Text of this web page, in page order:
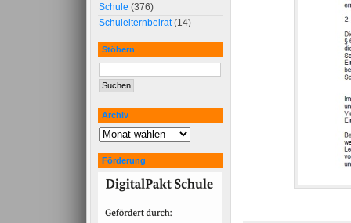
Schule (376)
Schulelternbeirat(14)
Stöbern
Archiv
Förderung